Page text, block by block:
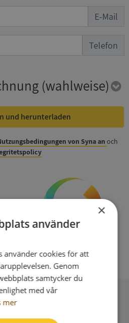
E-Mail
Telefon
(wahlweise)
und herunterladen
von Syna an och
stripe
×
använder
använder cookies för att
Genom
samtycker du
med vår
mer